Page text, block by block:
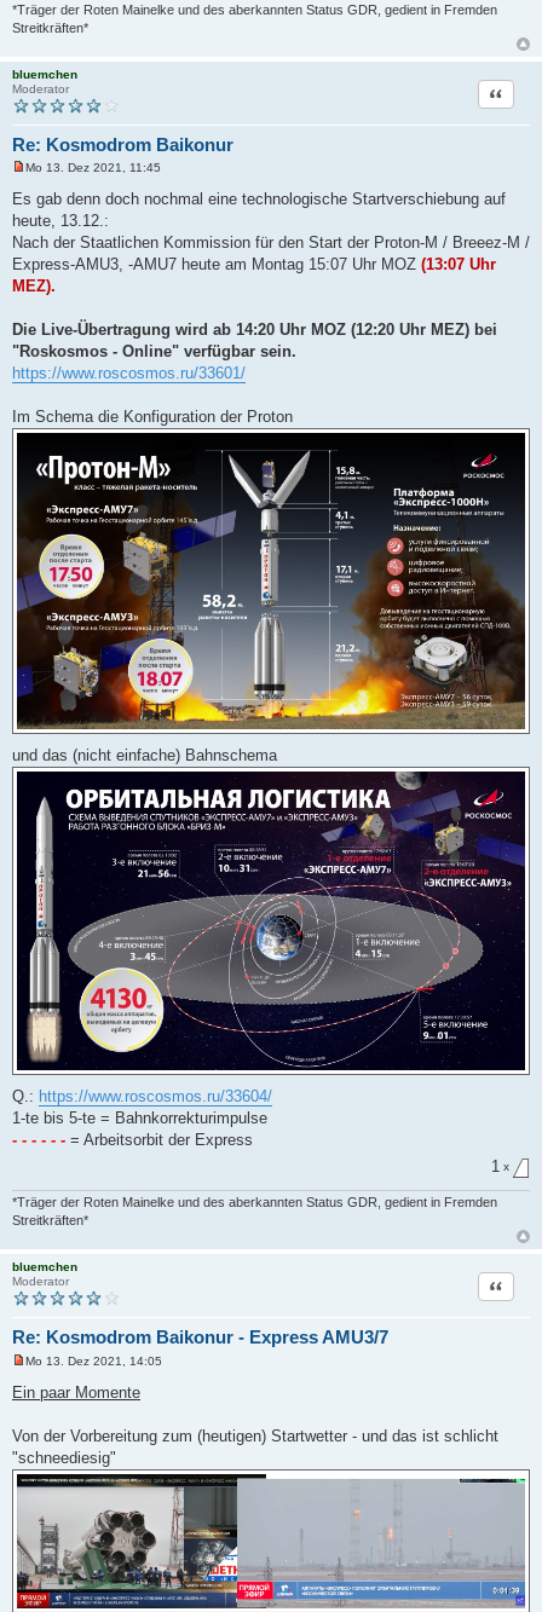
*Träger der Roten Mainelke und des aberkannten Status GDR, gedient in Fremden
Streitkräften*
bluemchen
Moderator
Re: Kosmodrom Baikonur
Zitat
g
e
e
s
e
n
r
B
e
i
t
g
Mo 13. Dez 2021, 11:45
Es gab denn doch nochmal eine technologische Startverschiebung auf
heute, 13.12.:
Nach der Staatlichen Kommission für den Start der Proton-M / Breeez-M /
Express-AMU3, -AMU7 heute am Montag 15:07 Uhr MOZ (13:07 Uhr
MEZ).
Die Live-Übertragung wird ab 14:20 Uhr MOZ (12:20 Uhr MEZ) bei
"Roskosmos - Online" verfügbar sein.
https://www.roscosmos.ru/33601/
Im Schema die Konfiguration der Proton
und das (nicht einfache) Bahnschema
Q.: https://www.roscosmos.ru/33604/
1-te bis 5-te = Bahnkorrekturimpulse
- - - - - - = Arbeitsorbit der Express
1 x
*Träger der Roten Mainelke und des aberkannten Status GDR, gedient in Fremden
Streitkräften*
bluemchen
Moderator
Re: Kosmodrom Baikonur - Express AMU3/7
Zitat
g
e
s
e
n
e
i
t
r
a
Mo 13. Dez 2021, 14:05
Ein paar Momente
Von der Vorbereitung zum (heutigen) Startwetter - und das ist schlicht
"schneediesig"